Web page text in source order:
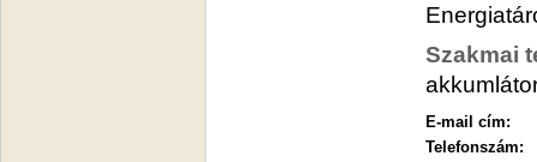
Szakmai
E-mail cím:
Telefonszám: